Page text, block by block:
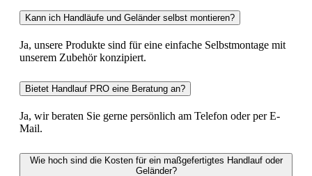
Kann ich Handläufe und Geländer selbst montieren?
Ja, unsere Produkte sind für eine einfache Selbstmontage mit
unserem Zubehör konzipiert.
Bietet Handlauf PRO eine Beratung an?
Ja, wir beraten Sie gerne persönlich am Telefon oder per E-
Mail.
Wie hoch sind die Kosten für ein maßgefertigtes Handlauf oder
Geländer?